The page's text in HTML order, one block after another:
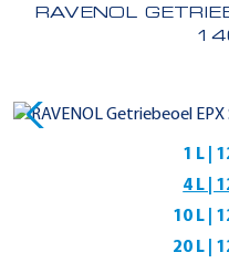
RAVENOL
1 L |
4 L |
10 L |
20 L |